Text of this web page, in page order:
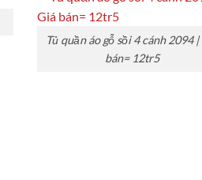
Tủ quần áo gỗ sồi 4 cánh 2094 |
bán= 12tr5